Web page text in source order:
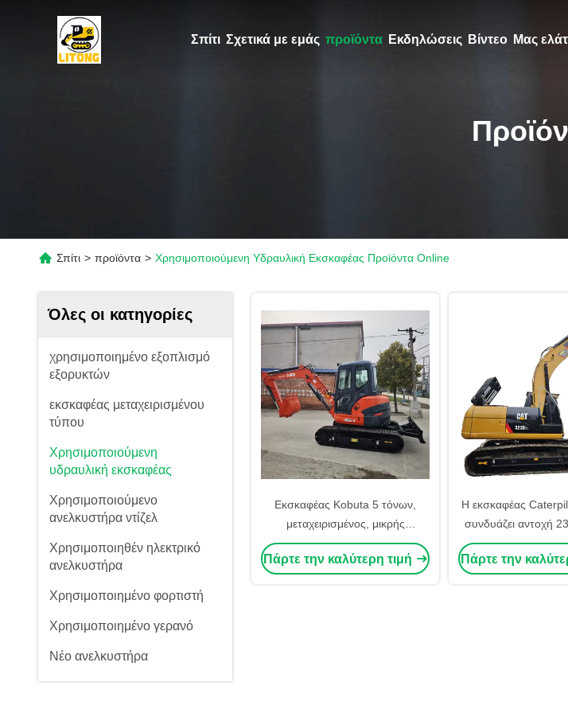
Σπίτι Σχετικά με εμάς προϊόντα Εκδηλώσεις Βίντεο Μας
Σπίτι > προϊόντα > Χρησιμοποιούμενη Υδραυλική Εκσκαφέας Προϊόντα Online
Όλες οι κατηγορίες
χρησιμοποιημένο εξοπλισμό
εξορυκτών
εκσκαφέας μεταχειρισμένου
τύπου
Χρησιμοποιούμενη
υδραυλική εκσκαφέας
Χρησιμοποιούμενο
ανελκυστήρα ντίζελ
Χρησιμοποιηθέν ηλεκτρικό
ανελκυστήρα
Χρησιμοποιημένο φορτιστή
Χρησιμοποιημένο γερανό
Νέο ανελκυστήρα
Εκσκαφέας Kobuta 5 τόνων,
μεταχειρισμένος, μικρής
χωρητικότητας, ερπυστριοφόρος,
κατασκευασμένος στην Ιαπωνία
Πάρτε την καλύτερη τιμή
Η εκσκαφέας
συνδυάζει αντοχή 23
αποδοτικότητα
οικονομικά
Πάρτε την